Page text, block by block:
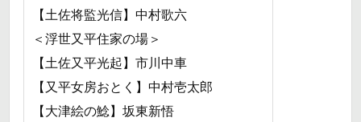
【土佐将監光信】中村歌六
＜浮世又平住家の場＞
【土佐又平光起】市川中車
【又平女房おとく】中村壱太郎
【大津絵の鯰】坂東新悟